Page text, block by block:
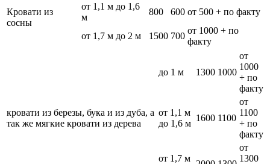
Кровати из
сосны
от 1,1 м до 1,6
м
800 600 от 500 + по факту
от 1,7 м до 2 м 1500 700
от 1000 + по
факту
кровати из березы, бука и из дуба, а
так же мягкие кровати из дерева
до 1 м 1300 1000
от
1000
+ по
факту
от 1,1 м
до 1,6 м
1600 1100
от
1100
+ по
факту
от 1,7 м
от
1300